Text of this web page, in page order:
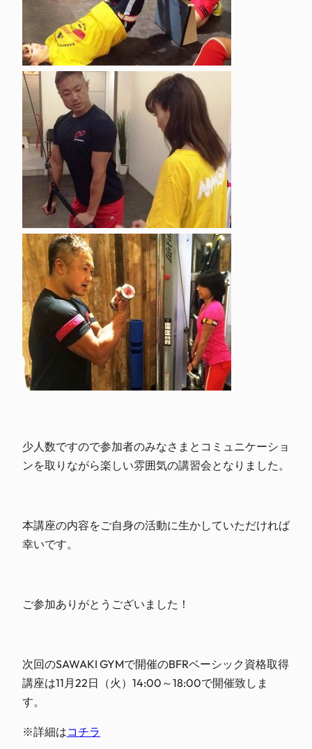
少人数ですので参加者のみなさまとコミュニケーショ
ンを取りながら楽しい雰囲気の講習会となりました。
本講座の内容をご自身の活動に生かしていただければ
幸いです。
ご参加ありがとうございました！
次回のSAWAKI GYMで開催のBFRベーシック資格取得
講座は11月22日（火）14:00～18:00で開催致しま
す。
※詳細はコチラ